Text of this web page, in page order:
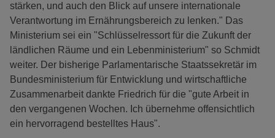
stärken, und auch den Blick auf unsere internationale
Verantwortung im Ernährungsbereich zu lenken." Das
Ministerium sei ein "Schlüsselressort für die Zukunft der
ländlichen Räume und ein Lebenministerium" so Schmidt
weiter. Der bisherige Parlamentarische Staatssekretär im
Bundesministerium für Entwicklung und wirtschaftliche
Zusammenarbeit dankte Friedrich für die "gute Arbeit in
den vergangenen Wochen. Ich übernehme offensichtlich
ein hervorragend bestelltes Haus".